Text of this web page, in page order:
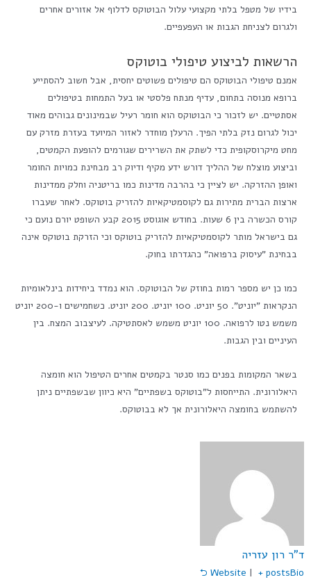
בידיו של מטפל בלתי מקצועי עלול הבוטוקס לדלוף אל אזורים אחרים
ולגרום לצניחת הגבות או העפעפיים.
הרשאות לביצוע טיפולי בוטוקס
אמנם טיפולי הבוטוקס הם טיפולים פשוטים יחסית, אבל חשוב להסתייע
ברופא מנוסה בתחום, עדיף מנתח פלסטי או בעל התמחות בטיפולים
אסתטיים. יש לזכור כי הבוטוקס הוא חומר רעיל שבמינונים גבוהים מאוד
יכול לגרום נזק בלתי הפיך. הרעלן מוחדר לאזור המיועד בעזרת מזרק עם
מחט מיקרוסקופית כדי לשתק את השרירים שגורמים להופעת הקמטים,
וביצוע מוצלח של ההליך דורש ידע מקיף ודיוק רב מבחינת כמויות החומר
ואופן ההזרקה. יש לציין כי בהרבה מדינות כמו בריטניה וחלק ממדינות
ארצות הברית מתירות גם לקוסמטיקאיות להזריק בוטוקס. לאחר שעברו
קורס הכשרה בין 6 שעות. בחודש אוגוסט 2015 קבע השופט יורם נועם כי
גם בישראל מותר לקוסמטיקאיות להזריק בוטוקס וכי הזרקת בוטוקס אינה
בבחינת "עיסוק ברפואה" כהגדרתו בחוק.
כמו כן יש מספר רמות בחוזק של הבוטוקס. הוא נמדד ביחידות בינלאומיות
הנקראות "יוניט". 50 יוניט. 100 יוניט. 200 יוניט. כשחמישים ו-200 יוניט
משמש נטו לרפואה. 100 יוניט משמש לאסתטיקה. לעיצבוב המצח. בין
העיניים ובין הגבות.
בשאר המקומות בפנים כמו סנטר בקמטים אחרים הטיפול הוא חומצה
היאלורונית. התייחסות ל"בוטוקס בשפתיים" היא כיוון שבשפתיים ניתן
להשתמש בחומצה היאלורונית אך לא בבוטוקס.
ד"ר רון עזריה
Website | + postsBio ⮌